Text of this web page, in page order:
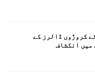
کروڑوں ڈالرز کے
میں انکشاف